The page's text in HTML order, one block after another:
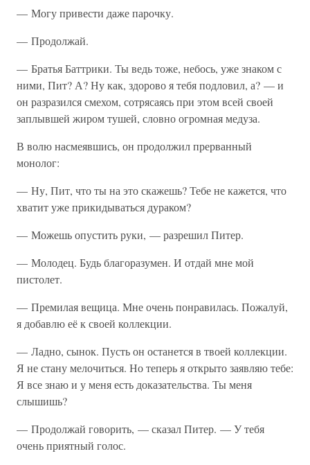
— Могу привести даже парочку.
— Продолжай.
— Братья Баттрики. Ты ведь тоже, небось, уже знаком с
ними, Пит? А? Ну как, здорово я тебя подловил, а? — и
он разразился смехом, сотрясаясь при этом всей своей
заплывшей жиром тушей, словно огромная медуза.
В волю насмеявшись, он продолжил прерванный
монолог:
— Ну, Пит, что ты на это скажешь? Тебе не кажется, что
хватит уже прикидываться дураком?
— Можешь опустить руки, — разрешил Питер.
— Молодец. Будь благоразумен. И отдай мне мой
пистолет.
— Премилая вещица. Мне очень понравилась. Пожалуй,
я добавлю её к своей коллекции.
— Ладно, сынок. Пусть он останется в твоей коллекции.
Я не стану мелочиться. Но теперь я открыто заявляю тебе:
Я все знаю и у меня есть доказательства. Ты меня
слышишь?
— Продолжай говорить, — сказал Питер. — У тебя
очень приятный голос.